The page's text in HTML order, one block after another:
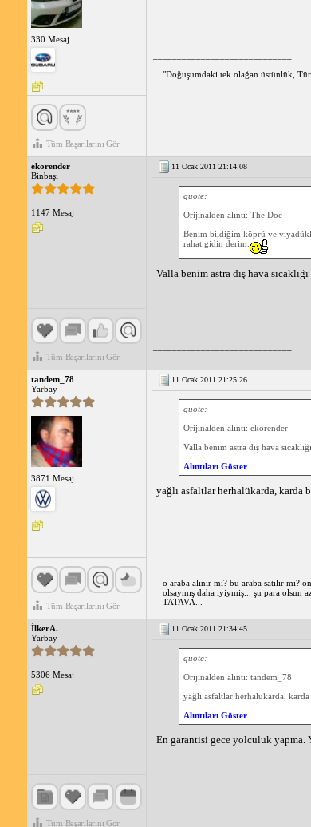
Lastiklerinin havalarının iyi
330 Mesaj
Tüm Başarılarını Gör
"Doğuşumdaki tek olağan üstünlük,
ekorender
Binbaşı
1147 Mesaj
Tüm Başarılarını Gör
11 Ocak 2011 21:14:08
quote:
Orijinalden alıntı: The Doc
Benim bildiğim köprü ve
rahat gidin derim.
Valla benim astra dış hava
tandem_78
Yarbay
3871 Mesaj
Tüm Başarılarını Gör
11 Ocak 2011 21:25:26
quote:
Orijinalden alıntı: ekorender
Valla benim astra dış hava
Alıntıları Göster
yağlı asfaltlar herhalükarda, karda
o araba alınır mı? bu araba satılır
olsaymış daha iyiymiş... şu para olsun
TATAVA...
İlkerA.
Yarbay
5306 Mesaj
Tüm Başarılarını Gör
11 Ocak 2011 21:34:45
quote:
Orijinalden alıntı: tandem_78
yağlı asfaltlar herhalükarda,
Alıntıları Göster
En garantisi gece yolculuk